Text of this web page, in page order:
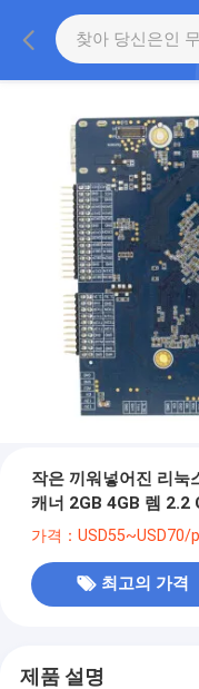
작은 끼워넣어진 리눅
캐너 2GB 4GB 렘 2.2
가격：USD55~USD70/
최고의 가격
제품 설명